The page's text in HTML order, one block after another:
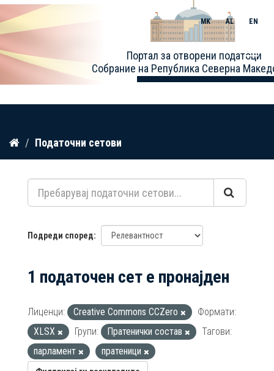
Прескокнете
содржина
Портал за отворени податоци
Собрание на Република Северна
MK AL EN
Toggle
Податочни сетови
Подреди според
1 податочен сет е пронајден
Лиценци: Creative Commons CCZero
Формати:
XLSX
Групи: Пратенички состав
Тагови:
парламент
пратеници